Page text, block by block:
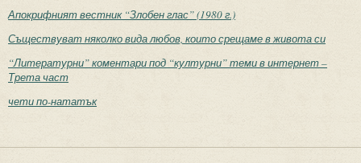
Апокрифният вестник “Злобен глас” (1980 г.)
Съществуват няколко вида любов, които срещаме в живота си
“Литературни” коментари под “културни” теми в интернет –
Трета част
чети по-нататък